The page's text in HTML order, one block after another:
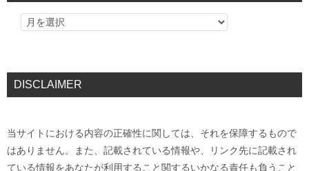
DISCLAIMER
当サイトにおける内容の正確性に関しては、それを保障するもので
はありません。また、記載されている情報や、リンク先に記載され
ている情報をあなたが利用すること関するいかなる責任も負うこと